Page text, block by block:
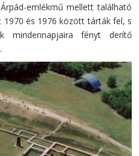
emlékmű mellett található
és 1976 között tárták fel, s
mindennapjaira fényt derítő